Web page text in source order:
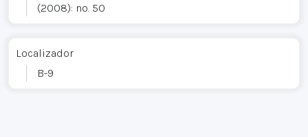
(2008): no. 50
Localizador
B-9